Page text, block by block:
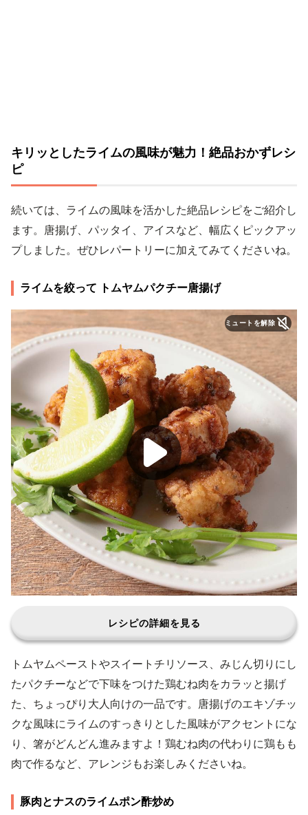
キリッとしたライムの風味が魅力！絶品おかずレシ
ピ
続いては、ライムの風味を活かした絶品レシピをご紹介し
ます。唐揚げ、パッタイ、アイスなど、幅広くピックアッ
プしました。ぜひレパートリーに加えてみてくださいね。
ライムを絞って トムヤムパクチー唐揚げ
ミュートを解除
レシピの詳細を見る
トムヤムペーストやスイートチリソース、みじん切りにし
たパクチーなどで下味をつけた鶏むね肉をカラッと揚げ
た、ちょっぴり大人向けの一品です。唐揚げのエキゾチッ
クな風味にライムのすっきりとした風味がアクセントにな
り、箸がどんどん進みますよ！鶏むね肉の代わりに鶏もも
肉で作るなど、アレンジもお楽しみくださいね。
豚肉とナスのライムポン酢炒め